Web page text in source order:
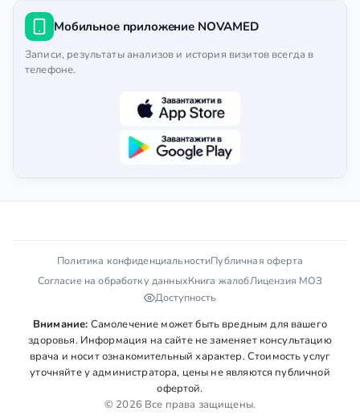
Мобильное приложение NOVAMED
Записи, результаты анализов и история визитов всегда в
телефоне.
Политика конфиденциальностиПубличная оферта
Согласие на обработку данныхКнига жалобЛицензия МОЗ
Доступность
Внимание: Самолечение может быть вредным для вашего
здоровья. Информация на сайте не заменяет консультацию
врача и носит ознакомительный характер. Стоимость услуг
уточняйте у администратора, цены не являются публичной
офертой.
© 2026 Все права защищены.